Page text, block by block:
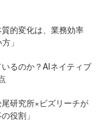
的変化は、業務効率
」
るのか？AIネイティブ
研究所×ビズリーチが
役割」